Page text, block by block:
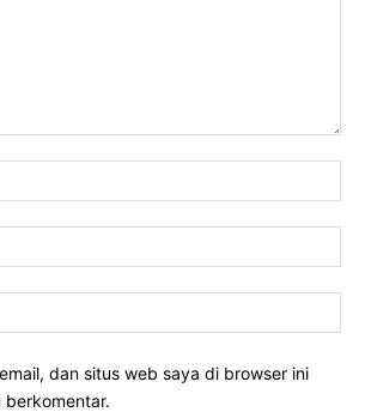
dan situs web saya di browser ini
berkomentar.